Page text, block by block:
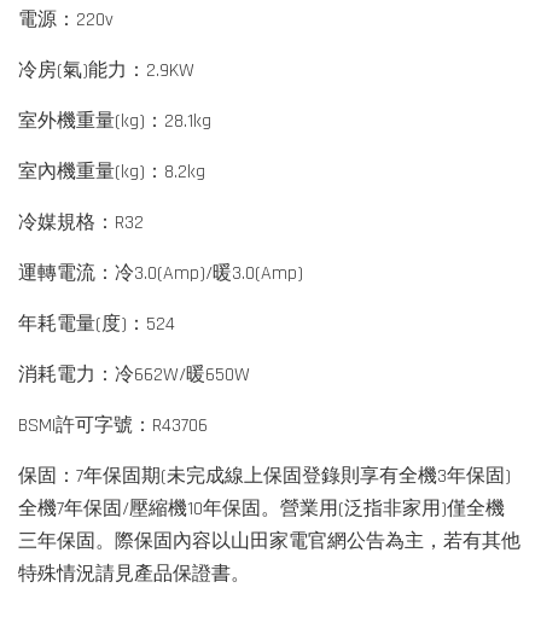
電源：220v
冷房(氣)能力：2.9KW
室外機重量(kg)：28.1kg
室內機重量(kg)：8.2kg
冷媒規格：R32
運轉電流：冷3.0(Amp)/暖3.0(Amp)
年耗電量(度)：524
消耗電力：冷662W/暖650W
BSMI許可字號：R43706
保固：7年保固期(未完成線上保固登錄則享有全機3年保固)
全機7年保固/壓縮機10年保固。營業用(泛指非家用)僅全機
三年保固。際保固內容以山田家電官網公告為主，若有其他
特殊情況請見產品保證書。